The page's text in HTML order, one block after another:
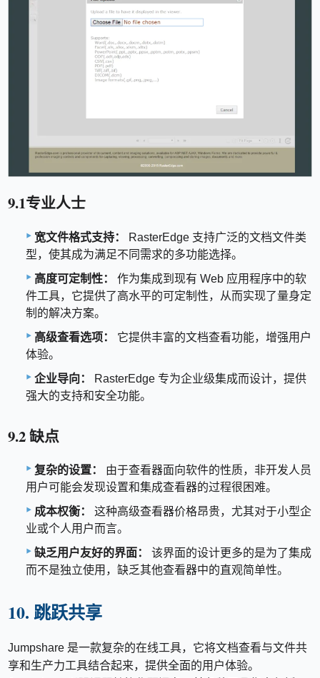
9.1专业人士
宽文件格式支持：
RasterEdge 支持广泛的文档文件类
型，使其成为满足不同需求的多功能选择。
高度可定制性：
作为集成到现有 Web 应用程序中的软
件工具，它提供了高水平的可定制性，从而实现了量身定
制的解决方案。
高级查看选项：
它提供丰富的文档查看功能，增强用户
体验。
企业导向：
RasterEdge 专为企业级集成而设计，提供
强大的支持和安全功能。
9.2 缺点
复杂的设置：
由于查看器面向软件的性质，非开发人员
用户可能会发现设置和集成查看器的过程很困难。
成本权衡：
这种高级查看器价格昂贵，尤其对于小型企
业或个人用户而言。
缺乏用户友好的界面：
该界面的设计更多的是为了集成
而不是独立使用，缺乏其他查看器中的直观简单性。
10. 跳跃共享
Jumpshare 是一款复杂的在线工具，它将文档查看与文件共
享和生产力工具结合起来，提供全面的用户体验。